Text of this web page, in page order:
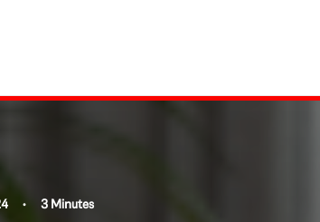
• 3 Minutes